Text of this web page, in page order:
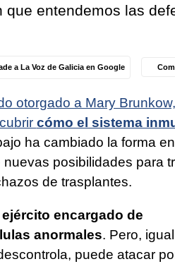
entendemos las
a La Voz de Galicia en Google
otorgado a Mary
cómo el sistema
ha cambiado la forma
posibilidades para
de trasplantes.
encargado de
anormales. Pero,
puede atacar